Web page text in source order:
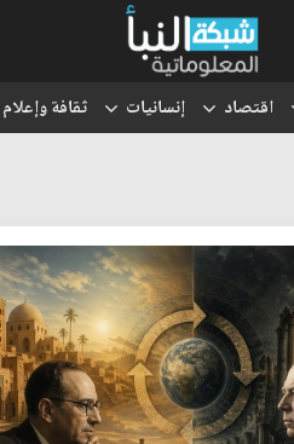
اقتصاد إنسانيات ثقافة وإعلام